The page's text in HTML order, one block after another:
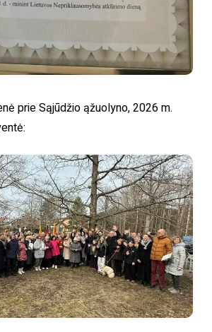
prie Sąjūdžio ąžuolyno, 2026 m.